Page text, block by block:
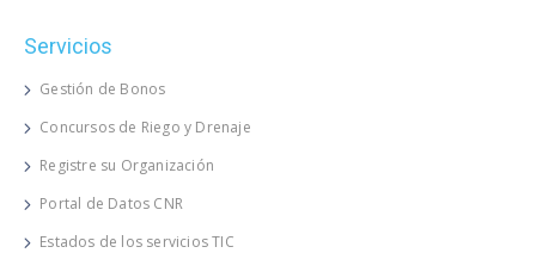
Servicios
Gestión de Bonos
Concursos de Riego y Drenaje
Registre su Organización
Portal de Datos CNR
Estados de los servicios TIC